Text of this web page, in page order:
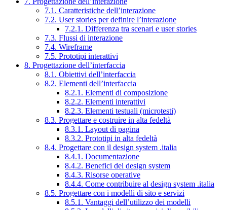
7.1. Caratteristiche dell’interazione
7.2. User stories per definire l’interazione
7.2.1. Differenza tra scenari e user stories
7.3. Flussi di interazione
7.4. Wireframe
7.5. Prototipi interattivi
8. Progettazione dell’interfaccia
8.1. Obiettivi dell’interfaccia
8.2. Elementi dell’interfaccia
8.2.1. Elementi di composizione
8.2.2. Elementi interattivi
8.2.3. Elementi testuali (microtesti)
8.3. Progettare e costruire in alta fedeltà
8.3.1. Layout di pagina
8.3.2. Prototipi in alta fedeltà
8.4. Progettare con il design system .italia
8.4.1. Documentazione
8.4.2. Benefici del design system
8.4.3. Risorse operative
8.4.4. Come contribuire al design system .italia
8.5. Progettare con i modelli di sito e servizi
8.5.1. Vantaggi dell’utilizzo dei modelli